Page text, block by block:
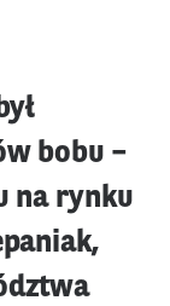
bobu –
na rynku